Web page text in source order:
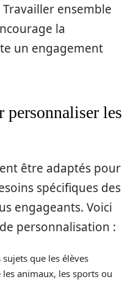
ensemble
la
un engagement
personnaliser les
être adaptés pour
spécifiques des
engageants. Voici
personnalisation :
que les élèves
animaux, les sports ou